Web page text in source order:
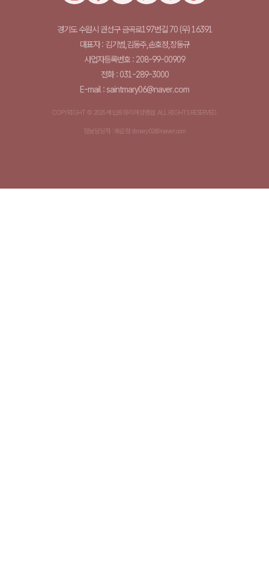
경기도 수원시 권선구 금곡로197번길 70 (우) 16391
대표자 : 김기범,김동주,손호정,장동규
사업자등록번호 : 208-99-00909
전화 : 031-289-3000
E-mail : saintmary06@naver.com
COPYRIGHT © 2025 세인트마리여성병원. ALL RIGHTS RESERVED.
정보담당자 : 배은정 stmary02@naver.com